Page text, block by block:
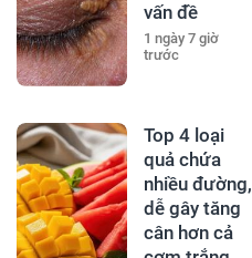
vấn đề
1 ngày 7 giờ
trước
Top 4 loại
quả chứa
nhiều đường,
dễ gây tăng
cân hơn cả